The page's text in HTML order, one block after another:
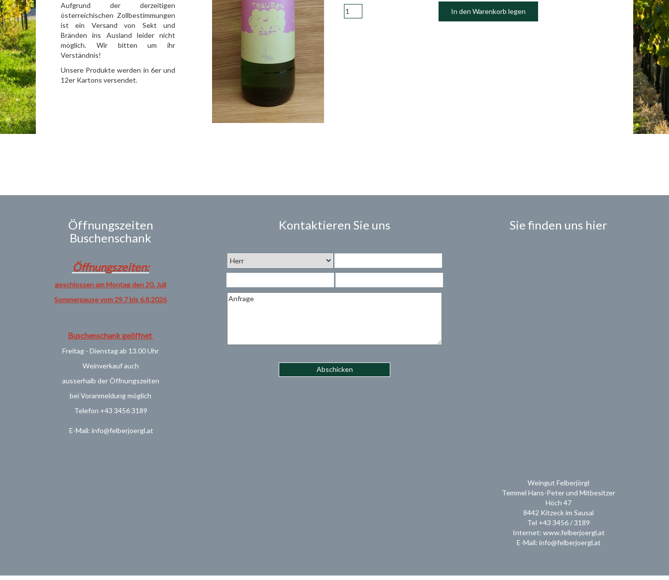
Aufgrund der derzeitigen
österreichischen Zollbestimmungen
ist ein Versand von Sekt und
Bränden ins Ausland leider nicht
möglich. Wir bitten um ihr
Verständnis!
Unsere Produkte werden in 6er und
12er Kartons versendet.
In den Warenkorb legen
Öffnungszeiten
Buschenschank
Öffnungszeiten:
geschlossen am Montag den 20. Juli
Sommerpause vom 29.7 bis 6.8.2026
Buschenschank geöffnet
Freitag - Dienstag ab 13.00 Uhr
Weinverkaufauch
ausserhalb der Öffnungszeiten
bei Voranmeldung möglich
Telefon +43 3456 3189
E-Mail: info@felberjoergl.at
Kontaktieren Sie uns Sie finden uns hier
Weingut Felberjörgl
Temmel Hans-Peter und Mitbesitzer
Höch 47
8442 Kitzeck im Sausal
Tel +43 3456 / 3189
Internet: www.felberjoergl.at
E-Mail: info@felberjoergl.at